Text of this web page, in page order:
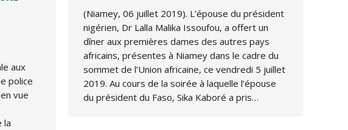
(Niamey, 06 juillet 2019). L’épouse du président
nigérien, Dr Lalla Malika Issoufou, a offert un
dîner aux premières dames des autres pays
africains, présentes à Niamey dans le cadre du
sommet de l’Union africaine, ce vendredi 5 juillet
2019. Au cours de la soirée à laquelle l’épouse
du président du Faso, Sika Kaboré a pris…
aux
police
vue
la